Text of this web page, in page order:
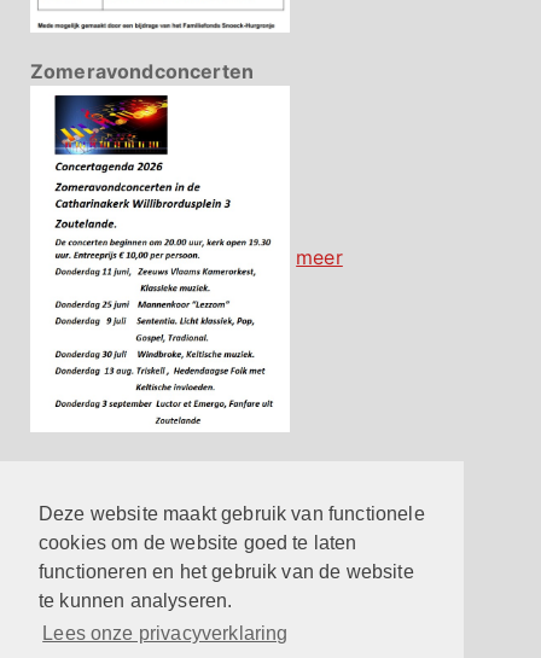
Deze website maakt gebruik van functionele
cookies om de website goed te laten
functioneren en het gebruik van de website
te kunnen analyseren.
Lees onze privacyverklaring
Zomeravondconcerten
meer
Hier vind je de belangrijkste contactgegevens
meer
Reageren op een eredienst
meer